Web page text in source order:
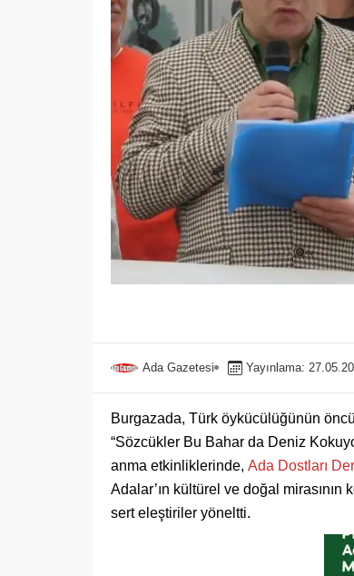
Ada Gazetesi Yayınlama:
Burgazada, Türk öykücülüğünün
“Sözcükler Bu Bahar da Deniz
anma etkinliklerinde, Ada Dostları
Adalar’ın kültürel ve doğal
sert eleştiriler yöneltti.